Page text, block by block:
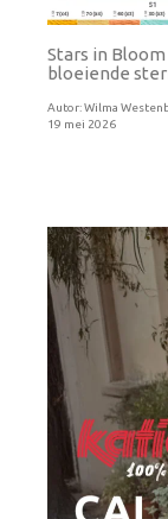
Stars in Bloom
bloeiende
Autor:Wilma
19 mei 2026